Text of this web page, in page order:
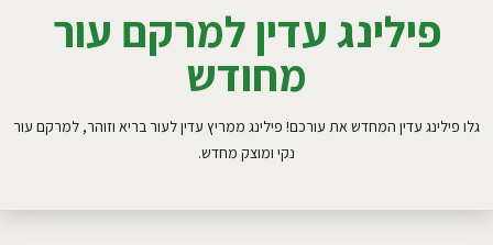
פילינג עדין למרקם עור
מחודש
גלו פילינג עדין המחדש את עורכם! פילינג ממריץ עדין לעור בריא וזוהר, למרקם עור
נקי ומוצק מחדש.